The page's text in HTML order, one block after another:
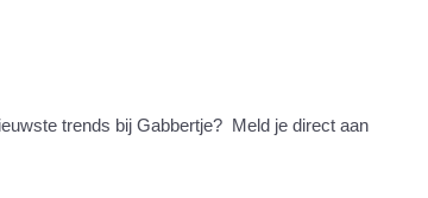
trends bij Gabbertje? Meld je direct aan